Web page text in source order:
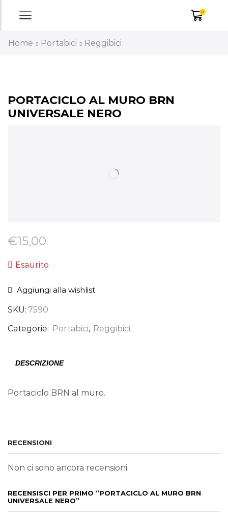
0
Home Portabici Reggibici
PORTACICLO AL MURO BRN
UNIVERSALE NERO
€15,00
Esaurito
Aggiungi alla wishlist
SKU: 7590
Categorie: Portabici, Reggibici
DESCRIZIONE
Portaciclo BRN al muro.
RECENSIONI
Non ci sono ancora recensioni.
RECENSISCI PER PRIMO “PORTACICLO AL MURO BRN
UNIVERSALE NERO”